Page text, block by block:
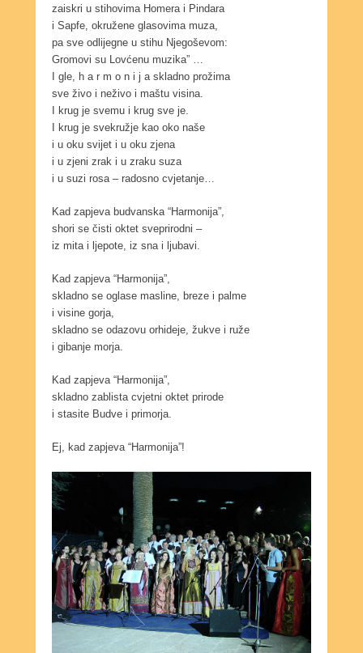
zaiskri u stihovima Homera i Pindara
i Sapfe, okružene glasovima muza,
pa sve odlijegne u stihu Njegoševom:
Gromovi su Lovćenu muzika” …
I gle, h a r m o n i j a skladno prožima
sve živo i neživo i maštu visina.
I krug je svemu i krug sve je.
I krug je svekružje kao oko naše
i u oku svijet i u oku zjena
i u zjeni zrak i u zraku suza
i u suzi rosa – radosno cvjetanje…
Kad zapjeva budvanska “Harmonija”,
shori se čisti oktet sveprirodni –
iz mita i ljepote, iz sna i ljubavi.
Kad zapjeva “Harmonija”,
skladno se oglase masline, breze i palme
i visine gorja,
skladno se odazovu orhideje, žukve i ruže
i gibanje morja.
Kad zapjeva “Harmonija”,
skladno zablista cvjetni oktet prirode
i stasite Budve i primorja.
Ej, kad zapjeva “Harmonija”!